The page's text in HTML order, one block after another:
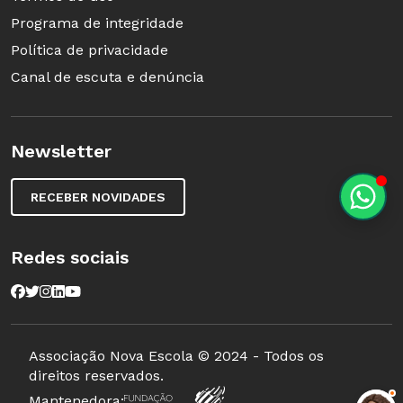
decisões."
de Belo Horizonte
Programa de integridade
Política de privacidade
Canal de escuta e denúncia
Newsletter
RECEBER NOVIDADES
Redes sociais
Associação Nova Escola © 2024 - Todos os
direitos reservados.